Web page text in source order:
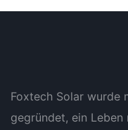
Foxtech Solar wurde
gegründet, ein Leben